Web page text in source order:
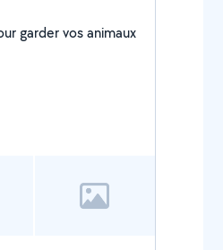
garder vos animaux